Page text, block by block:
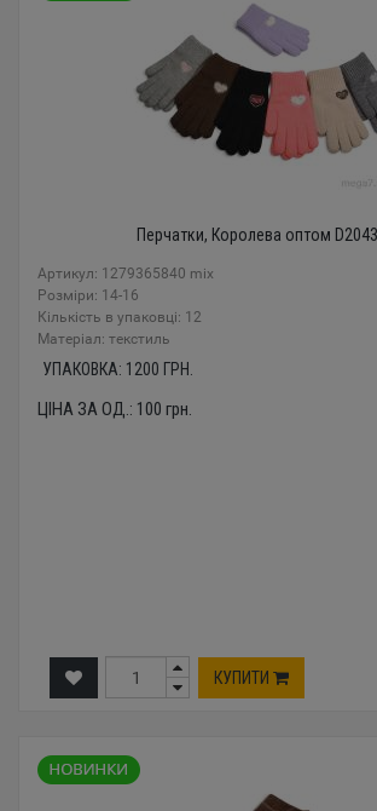
Перчатки, Королева оптом
Артикул: 1279365840 mix
Розміри: 14-16
Кількість в упаковці: 12
Mатеріал: текстиль
УПАКОВКА: 1200 ГРН.
ЦІНА ЗА ОД.: 100 грн.
КУПИТИ